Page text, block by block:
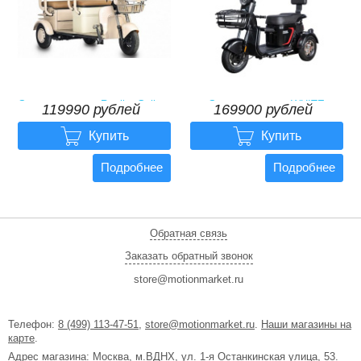
Электротрицикл Rutrike Gelbert
Atlas 48V/60V 600Вт
119990 рублей
119990 рублей
 Купить
Подробнее
Электротрицикл WHITE
SIBERIA SIBTRIKE L 2000W
169900 рублей
169900 рублей
 Купить
Подробнее
Обратная связь
Заказать обратный звонок
store@motionmarket.ru
Телефон: 8 (499) 113-47-51 store@motionmarket.ru Наши магазины на
карте
Адрес магазина: Москва, м.ВДНХ, ул. 1-я Останкинская улица, 53.